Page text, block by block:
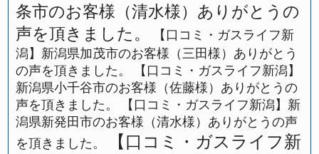
条市のお客様（清水様）ありがとうの
声を頂きました。
【口コミ・ガスライフ新
潟】新潟県加茂市のお客様（三田様）ありがとう
の声を頂きました。
【口コミ・ガスライフ新潟】
新潟県小千谷市のお客様（佐藤様）ありがとうの
声を頂きました。
【口コミ・ガスライフ新潟】新
潟県新発田市のお客様（清水様）ありがとうの声
を頂きました。
【口コミ・ガスライフ新